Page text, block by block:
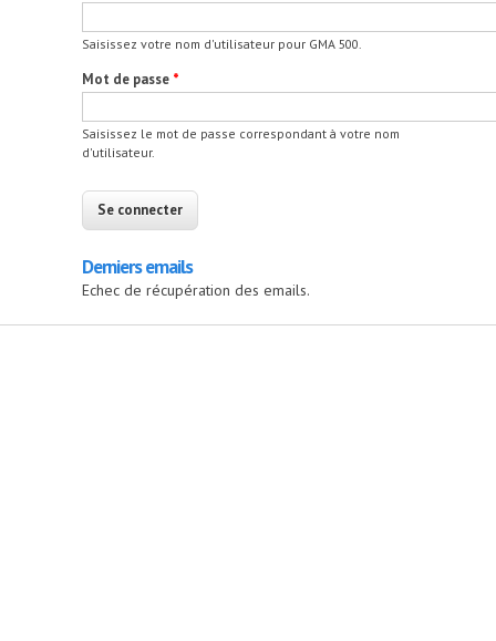
Saisissez votre nom d'utilisateur pour GMA 500.
Mot de passe *
Saisissez le mot de passe correspondant à votre nom
d'utilisateur.
Derniers emails
Echec de récupération des emails.